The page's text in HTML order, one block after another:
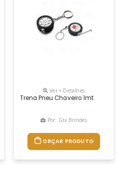
Com Relevo E Detalhe
Ver + Detalhes
Trena Pneu Chaveiro 1mt.
Por: Gtx Brindes
ORÇAR PRODUTO